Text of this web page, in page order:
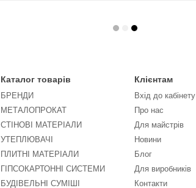
Каталог товарів
БРЕНДИ
МЕТАЛОПРОКАТ
СТІНОВІ МАТЕРІАЛИ
УТЕПЛЮВАЧІ
ПЛИТНІ МАТЕРІАЛИ
ГІПСОКАРТОННІ СИСТЕМИ
БУДІВЕЛЬНІ СУМІШІ
Клієнтам
Вхід до кабінету
Про нас
Для майстрів
Новини
Блог
Для виробників
Контакти